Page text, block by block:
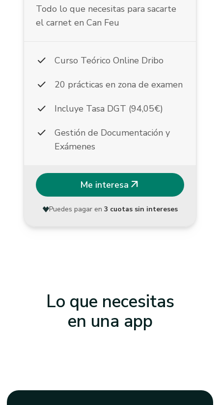
Todo lo que necesitas para sacarte
el carnet en Can Feu
check Curso Teórico Online Dribo
check 20 prácticas en zona de examen
check Incluye Tasa DGT (94,05€)
check
Gestión de Documentación y
Exámenes
Me interesa arrow_outward
Puedes pagar en 3 cuotas sin intereses
Lo que necesitas
en una app